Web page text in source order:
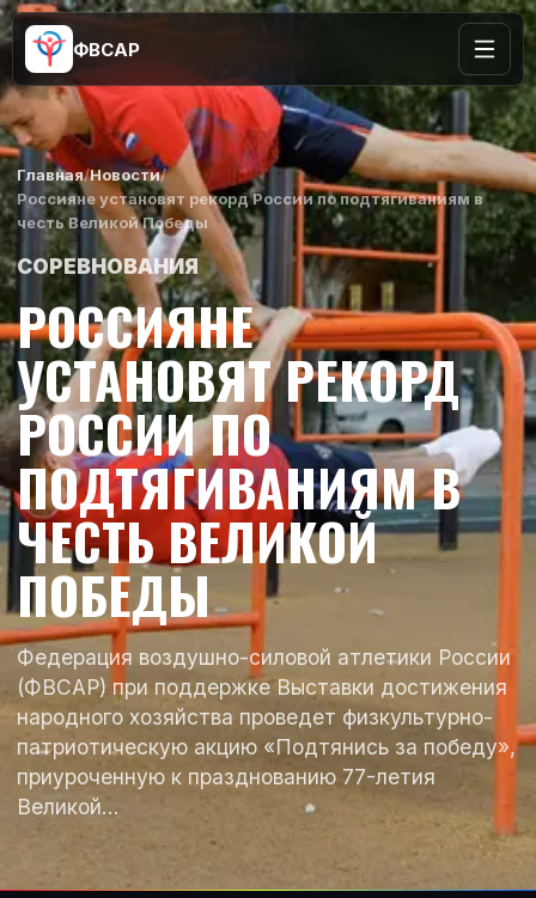
ФВСАР
Главная/Новости/
Россияне установят рекорд России по подтягиваниям в
честь Великой Победы
СОРЕВНОВАНИЯ
РОССИЯНЕ
УСТАНОВЯТ РЕКОРД
РОССИИ ПО
ПОДТЯГИВАНИЯМ В
ЧЕСТЬ ВЕЛИКОЙ
ПОБЕДЫ
Федерация воздушно-силовой атлетики России
(ФВСАР) при поддержке Выставки достижения
народного хозяйства проведет физкультурно-
патриотическую акцию «Подтянись за победу»,
приуроченную к празднованию 77-летия
Великой…